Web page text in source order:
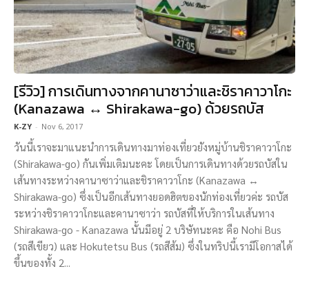
[รีวิว] การเดินทางจากคานาซาว่าและชิราคาวาโกะ
(Kanazawa ↔ Shirakawa-go) ด้วยรถบัส
K-ZY - Nov 6, 2017
วันนี้เราจะมาแนะนำการเดินทางมาท่องเที่ยวยังหมู่บ้านชิราคาวาโกะ
(Shirakawa-go) กันเพิ่มเติมนะคะ โดยเป็นการเดินทางด้วยรถบัสใน
เส้นทางระหว่างคานาซาว่าและชิราคาวาโกะ (Kanazawa ↔
Shirakawa-go) ซึ่งเป็นอีกเส้นทางยอดฮิตของนักท่องเที่ยวค่ะ รถบัส
ระหว่างชิราคาวาโกะและคานาซาว่า รถบัสที่ให้บริการในเส้นทาง
Shirakawa-go - Kanazawa นั้นมีอยู่ 2 บริษัทนะคะ คือ Nohi Bus
(รถสีเขียว) และ Hokutetsu Bus (รถสีส้ม) ซึ่งในทริปนี้เรามีโอกาสได้
ขึ้นของทั้ง 2...